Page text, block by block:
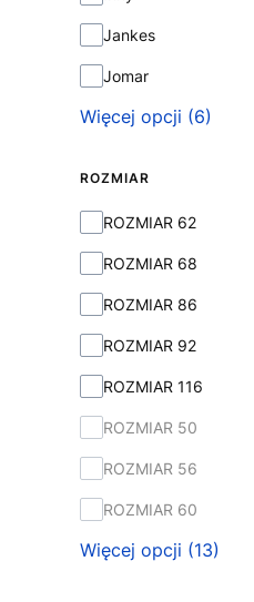
Jankes
Jomar
Więcej opcji (6)
ROZMIAR
Rozmiar
ROZMIAR 62
ROZMIAR 68
ROZMIAR 86
ROZMIAR 92
ROZMIAR 116
ROZMIAR 50
ROZMIAR 56
ROZMIAR 60
Więcej opcji (13)